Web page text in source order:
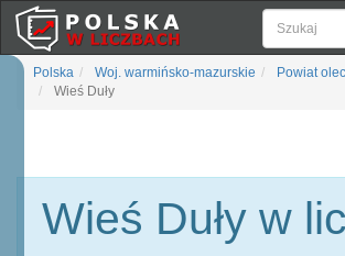
Polska Woj. warmińsko-mazurskie Powiat
Wieś Duły
Wieś Duły w